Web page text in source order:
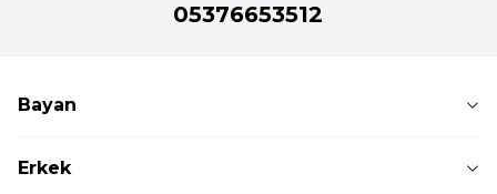
05376653512
Bayan
Erkek